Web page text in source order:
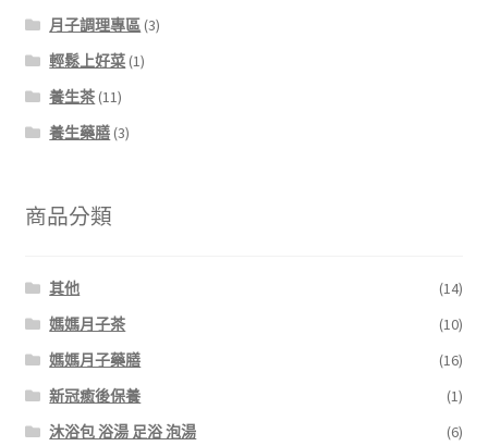
月子調理專區 (3)
輕鬆上好菜 (1)
養生茶 (11)
養生藥膳 (3)
商品分類
其他
(14)
媽媽月子茶
(10)
媽媽月子藥膳
(16)
新冠癒後保養
(1)
沐浴包 浴湯 足浴 泡湯
(6)